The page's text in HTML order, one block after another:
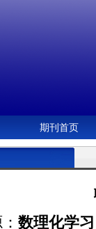
期刊首页
数理化学习